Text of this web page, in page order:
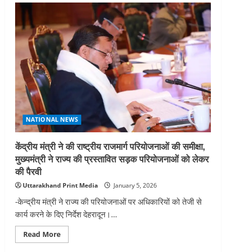
असम
के
मुख्यमंत्री
हेमन्त
बिश्वा
शर्मा
बोले
महाराज
संदेश
दिया
है
NATIONAL NEWS
केंद्रीय मंत्री ने की राष्ट्रीय राजमार्ग परियोजनाओं की समीक्षा,
मुख्यमंत्री ने राज्य की प्रस्तावित सड़क परियोजनाओं को लेकर
की पैरवी
Uttarakhand Print Media January 5, 2026
-केन्द्रीय मंत्री ने राज्य की परियोजनाओं पर अधिकारियों को तेजी से
कार्य करने के दिए निर्देश देहरादून।...
Read MoreRead
more